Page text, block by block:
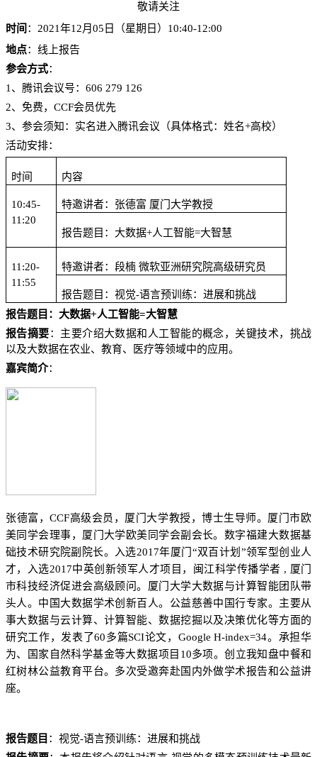
敬请关注
时间 ： 2021年12月05 日（星期日） 10:40-12:00
地点：线上报告
参会方式：
1 、腾讯会议号：606 279 126
2、免费， CCF会员优先
3、参会须知：实名进入腾讯会议（具体格式：姓名+高校）
活动安排：
时间 内容
10:45-
11:20
特邀讲者：张德富 厦门大学教授
报告题目：大数据+人工智能=大智慧
11:20-
11:55
特邀讲者：段楠 微软亚洲研究院高级研究员
报告题目：视觉-语言预训练：进展和挑战
报告题目 ：大数据+人工智能=大智慧
报告摘要：主要介绍大数据和人工智能的概念，关键技术，挑战
以及大数据在农业、教育、医疗等领域中的应用。
嘉宾简介：
张德富，CCF高级会员，厦门大学教授，博士生导师。厦门市欧
美同学会理事，厦门大学欧美同学会副会长。数字福建大数据基
础技术研究院副院长。入选2017年厦门“双百计划”领军型创业人
才，入选2017中英创新领军人才项目，闽江科学传播学者 , 厦门
市科技经济促进会高级顾问。厦门大学大数据与计算智能团队带
头人。中国大数据学术创新百人。公益慈善中国行专家。主要从
事大数据与云计算、计算智能、数据挖掘以及决策优化等方面的
研究工作，发表了60多篇SCI论文，Google H-index=34。承担华
为、国家自然科学基金等大数据项目10多项。创立我知盘中餐和
红树林公益教育平台。多次受邀奔赴国内外做学术报告和公益讲
座。
报告题目 ：视觉-语言预训练：进展和挑战